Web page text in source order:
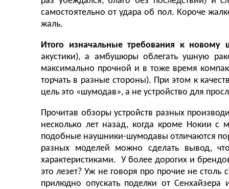
самостоятельно от удара об пол. Короче
жаль.
Итого изначальные требования к новому
акустики), а амбушюры облегать ушную
максимально прочной и в тоже время
торчать в разные стороны). При этом к
цель это «шумодав», а не устройство для
Прочитав обзоры устройств разных
несколько лет назад, когда кроме Нокии
подобные наушники-шумодавы отличаются
разных моделей можно сделать вывод,
характеристиками. У более дорогих и
это лезет? Уж не говоря про прочие не
прилюдно опускать поделки от